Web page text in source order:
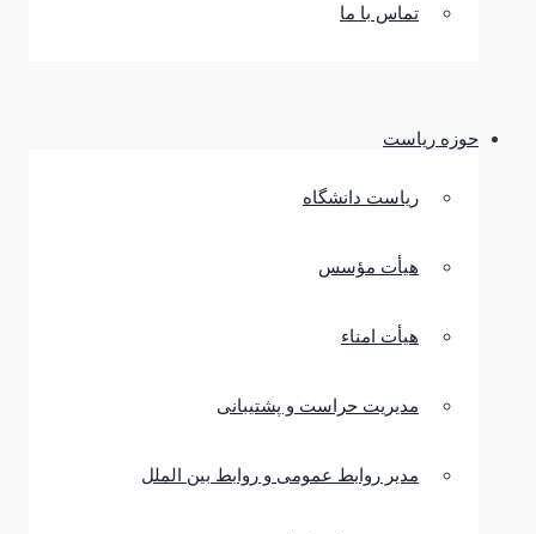
تماس با ما
حوزه ریاست
ریاست دانشگاه
هیأت مؤسس
هیأت امناء
مدیریت حراست و پشتیبانی
مدیر روابط عمومی و روابط بین الملل